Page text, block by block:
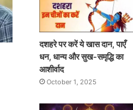
दशहरे पर करें ये खास दान, पाएँ
धन, धान्य और सुख-समृद्धि का
आशीर्वाद
October 1, 2025